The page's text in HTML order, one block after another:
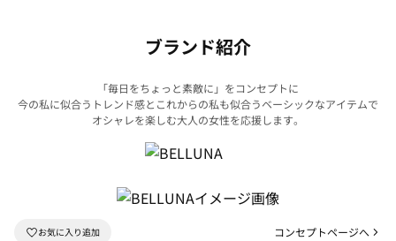
ブランド紹介
「毎日をちょっと素敵に」をコンセプトに
今の私に似合うトレンド感とこれからの私も似合うベーシックなアイテムで
オシャレを楽しむ大人の女性を応援します。
コンセプトページへ